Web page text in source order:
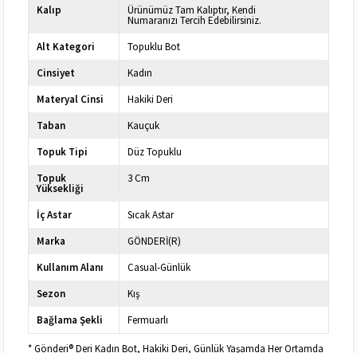
Kalıp
Ürünümüz Tam Kalıptır, Kendi
Numaranızı Tercih Edebilirsiniz.
Alt Kategori
Topuklu Bot
Cinsiyet
Kadın
Materyal Cinsi
Hakiki Deri
Taban
Kauçuk
Topuk Tipi
Düz Topuklu
Topuk
Yüksekliği
3 Cm
İç Astar
Sıcak Astar
Marka
GÖNDERİ(R)
Kullanım Alanı
Casual-Günlük
Sezon
Kış
Bağlama Şekli
Fermuarlı
* Gönderi® Deri Kadın Bot, Hakiki Deri, Günlük Yaşamda Her Ortamda